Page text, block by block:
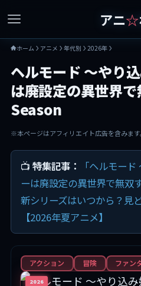
アニ☆
ホーム アニメ 年代別 2026年
ヘルモード ～やり
は廃設定の異世界
Season
※本ページはアフィリエイト広告を含みます
📺 特集記事：
「ヘルモー
ーは廃設定の異世界で無双
新シリーズはいつから？見
【2026年夏アニメ】
2026
アクション 冒険 ファン